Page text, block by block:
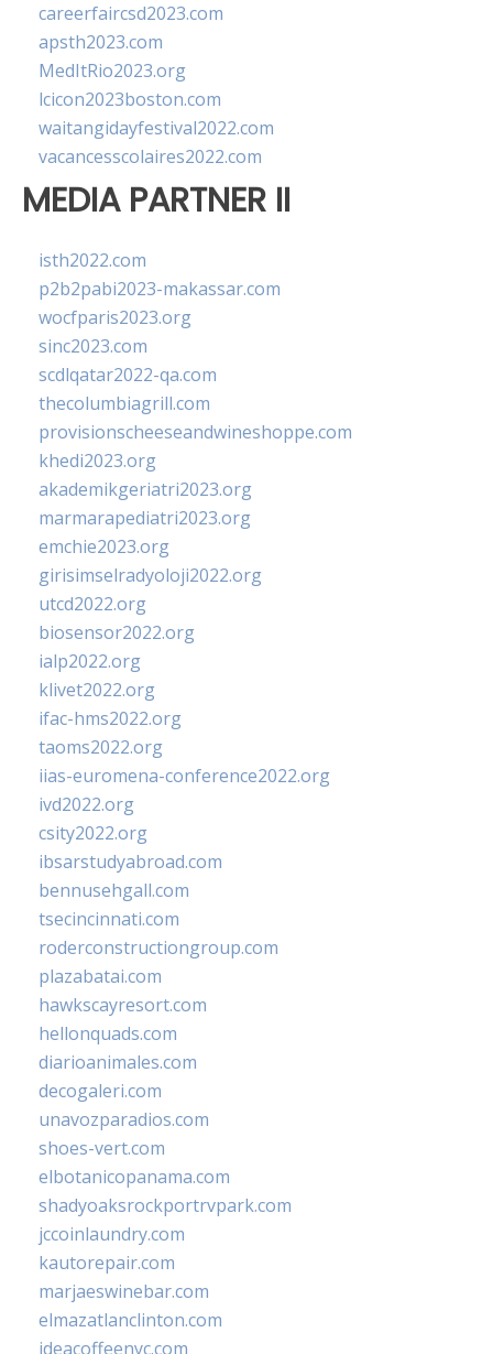
careerfaircsd2023.com
apsth2023.com
MedItRio2023.org
lcicon2023boston.com
waitangidayfestival2022.com
vacancesscolaires2022.com
MEDIA PARTNER II
isth2022.com
p2b2pabi2023-makassar.com
wocfparis2023.org
sinc2023.com
scdlqatar2022-qa.com
thecolumbiagrill.com
provisionscheeseandwineshoppe.com
khedi2023.org
akademikgeriatri2023.org
marmarapediatri2023.org
emchie2023.org
girisimselradyoloji2022.org
utcd2022.org
biosensor2022.org
ialp2022.org
klivet2022.org
ifac-hms2022.org
taoms2022.org
iias-euromena-conference2022.org
ivd2022.org
csity2022.org
ibsarstudyabroad.com
bennusehgall.com
tsecincinnati.com
roderconstructiongroup.com
plazabatai.com
hawkscayresort.com
hellonquads.com
diarioanimales.com
decogaleri.com
unavozparadios.com
shoes-vert.com
elbotanicopanama.com
shadyoaksrockportrvpark.com
jccoinlaundry.com
kautorepair.com
marjaeswinebar.com
elmazatlanclinton.com
ideacoffeenyc.com